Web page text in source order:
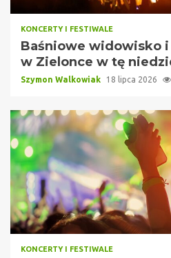
KONCERTY I FESTIWALE
Baśniowe widowisko
w Zielonce w tę
Szymon Walkowiak 18 lipca 2026
KONCERTY I FESTIWALE